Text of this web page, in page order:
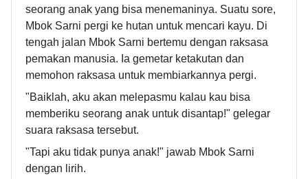
seorang anak yang bisa menemaninya. Suatu sore,
Mbok Sarni pergi ke hutan untuk mencari kayu. Di
tengah jalan Mbok Sarni bertemu dengan raksasa
pemakan manusia. Ia gemetar ketakutan dan
memohon raksasa untuk membiarkannya pergi.
"Baiklah, aku akan melepasmu kalau kau bisa
memberiku seorang anak untuk disantap!" gelegar
suara raksasa tersebut.
"Tapi aku tidak punya anak!" jawab Mbok Sarni
dengan lirih.